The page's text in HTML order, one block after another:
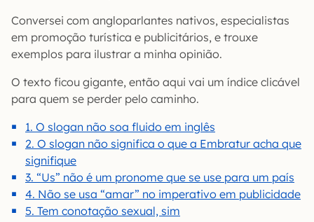
Conversei com angloparlantes nativos, especialistas
em promoção turística e publicitários, e trouxe
exemplos para ilustrar a minha opinião.
O texto ficou gigante, então aqui vai um índice clicável
para quem se perder pelo caminho.
1. O slogan não soa fluido em inglês
2. O slogan não significa o que a Embratur acha que
signifique
3. “Us” não é um pronome que se use para um país
4. Não se usa “amar” no imperativo em publicidade
5. Tem conotação sexual, sim